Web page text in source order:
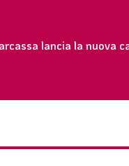
lancia la nuova